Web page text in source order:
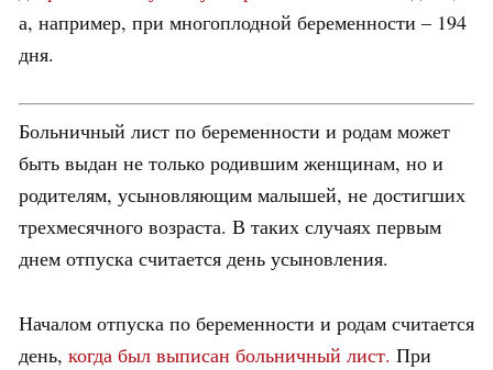
а, например, при многоплодной беременности – 194
дня.
Больничный лист по беременности и родам может
быть выдан не только родившим женщинам, но и
родителям, усыновляющим малышей, не достигших
трехмесячного возраста. В таких случаях первым
днем отпуска считается день усыновления.
Началом отпуска по беременности и родам считается
день, когда был выписан больничный лист. При